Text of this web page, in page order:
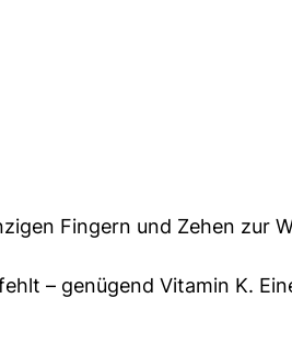
Fingern und Zehen zur
– genügend Vitamin K.